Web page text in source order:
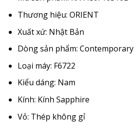
Thương hiệu: ORIENT
Xuất xứ: Nhật Bản
Dòng sản phẩm: Contemporary
Loại máy: F6722
Kiểu dáng: Nam
Kính: Kính Sapphire
Vỏ: Thép không gỉ